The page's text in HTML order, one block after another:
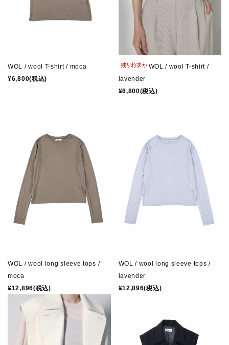
WOL / wool T-shirt / moca
¥6,800(税込)
WOL / wool T-shirt /
lavender
¥6,800(税込)
WOL / wool long sleeve tops /
moca
¥12,896(税込)
WOL / wool long sleeve tops /
lavender
¥12,896(税込)